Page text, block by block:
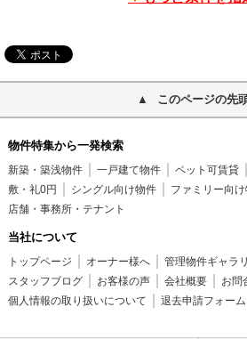
このページの先
物件特集から一発検索
新築・築浅物件 一戸建て物件 ペット可賃貸
敷・礼0円
シングル向け物件
ファミリー向
店舗・事務所・テナント
当社について
トップページ オーナー様へ 管理物件ギャラ
スタッフブログ
お客様の声 会社概要 お問
個人情報の取り扱いについて
退去申請フォーム